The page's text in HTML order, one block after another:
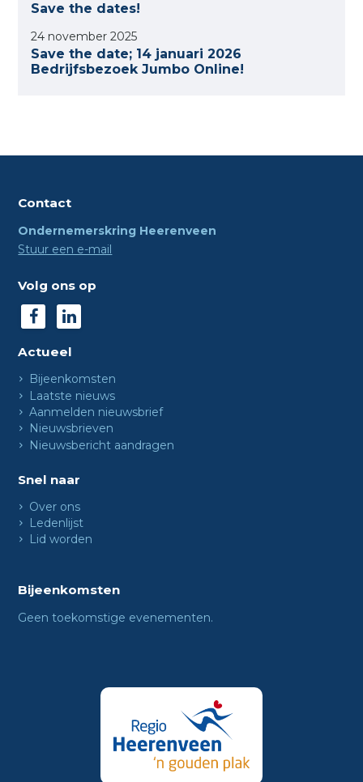
Save the dates!
Save the date; 14 januari 2026
Bedrijfsbezoek Jumbo Online!
24 november 2025
Contact
Ondernemerskring Heerenveen
Stuur een e-mail
Volg ons op
Actueel
Bijeenkomsten
Laatste nieuws
Aanmelden nieuwsbrief
Nieuwsbrieven
Nieuwsbericht aandragen
Snel naar
Over ons
Ledenlijst
Lid worden
Bijeenkomsten
Geen toekomstige evenementen.